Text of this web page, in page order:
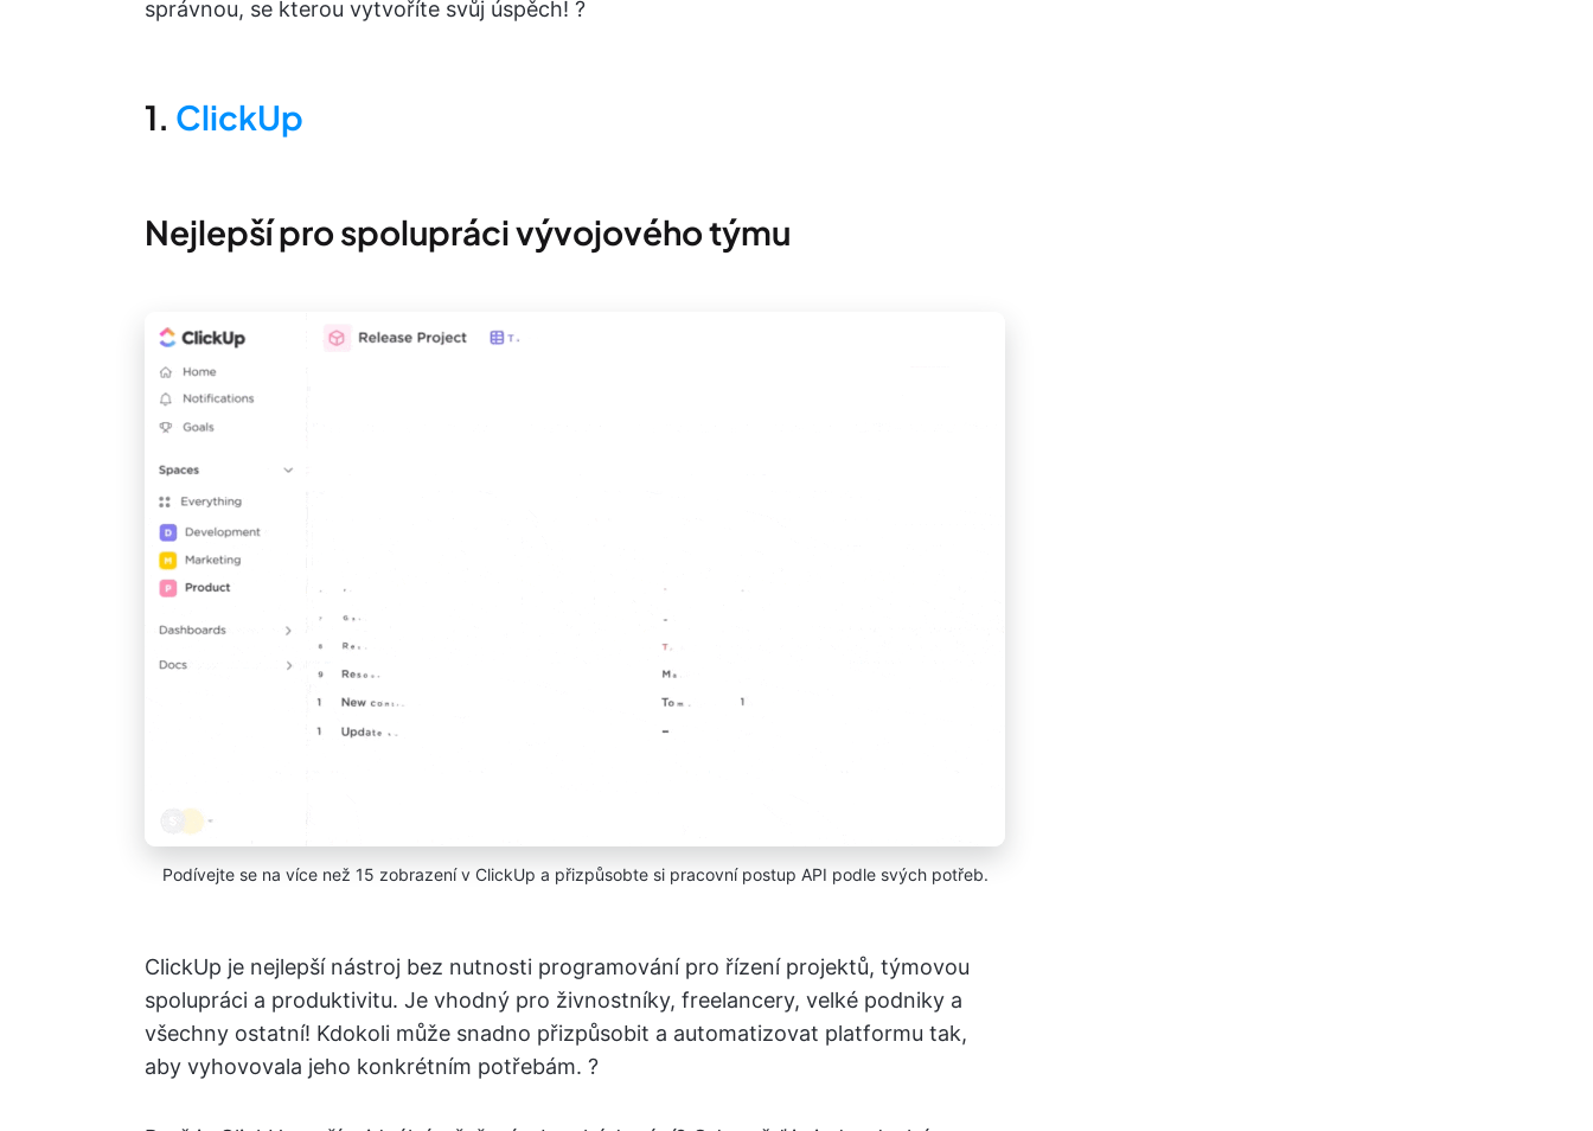
správnou, se kterou vytvoříte svůj úspěch! ?
1. ClickUp
Nejlepší pro spolupráci vývojového týmu
Podívejte se na více než 15 zobrazení v ClickUp a přizpůsobte si pracovní postup API podle svých potřeb.
ClickUp je nejlepší nástroj bez nutnosti programování pro řízení projektů, týmovou
spolupráci a produktivitu. Je vhodný pro živnostníky, freelancery, velké podniky a
všechny ostatní! Kdokoli může snadno přizpůsobit a automatizovat platformu tak,
aby vyhovovala jeho konkrétním potřebám. ?